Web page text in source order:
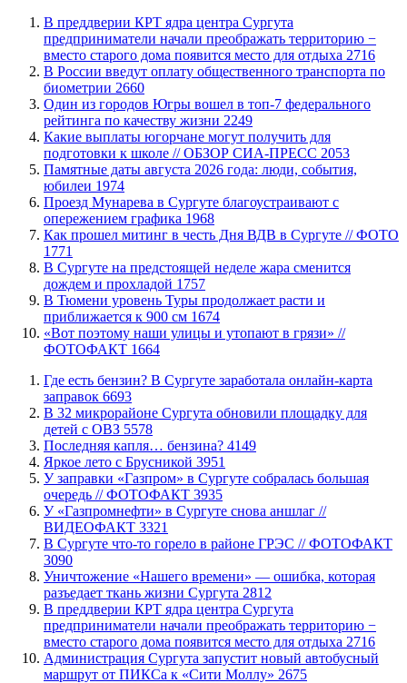
​В преддверии КРТ ядра центра Сургута
предприниматели начали преображать территорию −
вместо старого дома появится место для отдыха 2716
В России введут оплату общественного транспорта по
биометрии 2660
Один из городов Югры вошел в топ-7 федерального
рейтинга по качеству жизни 2249
Какие выплаты югорчане могут получить для
подготовки к школе // ОБЗОР СИА-ПРЕСС 2053
​Памятные даты августа 2026 года: люди, события,
юбилеи 1974
​Проезд Мунарева в Сургуте благоустраивают с
опережением графика 1968
Как прошел митинг в честь Дня ВДВ в Сургуте // ФОТО
1771
В Сургуте на предстоящей неделе жара сменится
дождем и прохладой 1757
В Тюмени уровень Туры продолжает расти и
приближается к 900 см 1674
«Вот поэтому наши улицы и утопают в грязи» //
ФОТОФАКТ 1664
​Где есть бензин? В Сургуте заработала онлайн-карта
заправок 6693
В 32 микрорайоне Сургута обновили площадку для
детей с ОВЗ 5578
​Последняя капля… бензина? 4149
Яркое лето с Брусникой 3951
​У заправки «Газпром» в Сургуте собралась большая
очередь // ФОТОФАКТ 3935
У «Газпромнефти» в Сургуте снова аншлаг //
ВИДЕОФАКТ 3321
​В Сургуте что-то горело в районе ГРЭС // ФОТОФАКТ
3090
​Уничтожение «Нашего времени» — ошибка, которая
разъедает ткань жизни Сургута 2812
​В преддверии КРТ ядра центра Сургута
предприниматели начали преображать территорию −
вместо старого дома появится место для отдыха 2716
​Администрация Сургута запустит новый автобусный
маршрут от ПИКСа к «Сити Моллу» 2675